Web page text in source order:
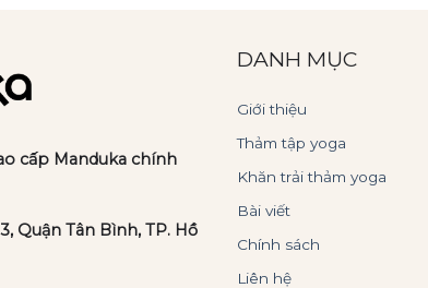
cấp Manduka chính
Quận Tân Bình, TP. Hồ
DANH MỤC
Giới thiệu
Thảm tập yoga
Khăn trải thảm yoga
Bài viết
Chính sách
Liên hệ